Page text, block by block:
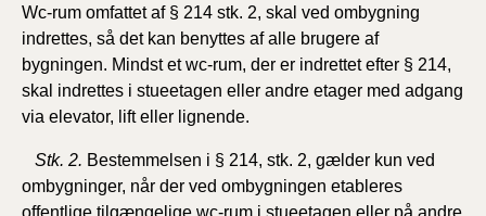
Wc-rum omfattet af § 214 stk. 2, skal ved ombygning
indrettes, så det kan benyttes af alle brugere af
bygningen. Mindst et wc-rum, der er indrettet efter § 214,
skal indrettes i stueetagen eller andre etager med adgang
via elevator, lift eller lignende.
Stk. 2. Bestemmelsen i § 214, stk. 2, gælder kun ved
ombygninger, når der ved ombygningen etableres
offentlige tilgængelige wc-rum i stueetagen eller på andre